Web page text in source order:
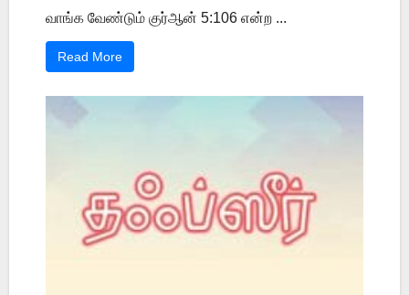
வாங்க வேண்டும் குர்ஆன் 5:106 என்ற ...
Read More